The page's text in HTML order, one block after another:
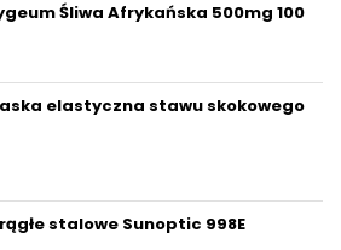
Śliwa Afrykańska 500mg 100
elastyczna stawu skokowego
stalowe Sunoptic 998E